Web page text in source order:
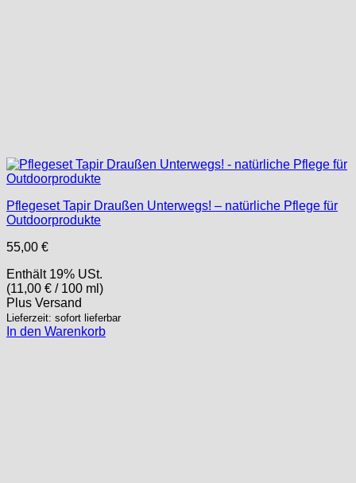
Pflegeset Tapir Draußen Unterwegs! – natürliche Pflege für
Outdoorprodukte
55,00 €
Enthält 19% USt.
(11,00 € / 100 ml)
Plus Versand
Lieferzeit: sofort lieferbar
In den Warenkorb